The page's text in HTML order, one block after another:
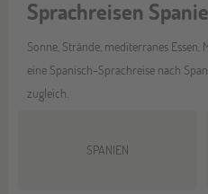
Sprachreisen
Sonne, Strände, mediterranes
eine Spanisch-Sprachreise nach
zugleich.
SPANIEN